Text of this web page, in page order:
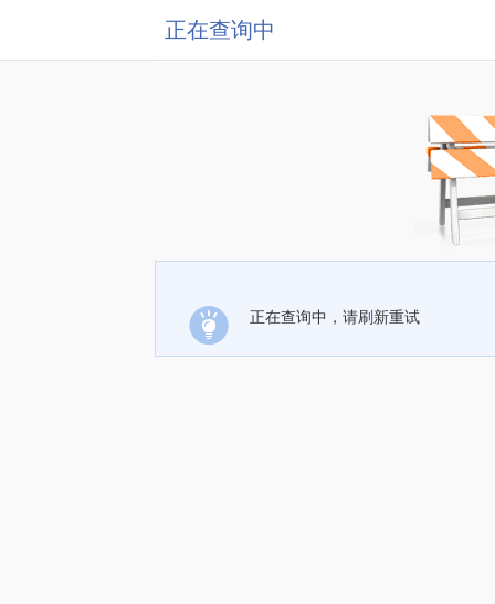
正在查询中
正在查询中，请刷新重试